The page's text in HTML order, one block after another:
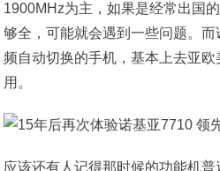
1900MHz为主，如果是经常出国
够全，可能就会遇到一些问题。
频自动切换的手机，基本上去亚
用。
应该还有人记得那时候的功能机